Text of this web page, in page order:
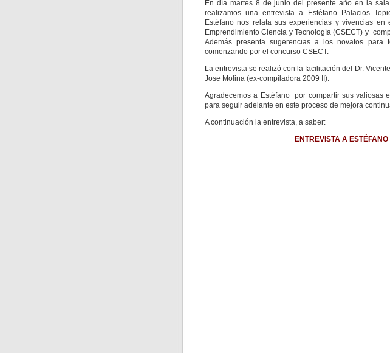
En día martes 8 de junio del presente año en la
realizamos una entrevista a Estéfano Palacios
Estéfano nos relata sus experiencias y vivencias en
Emprendimiento Ciencia y Tecnología (CSECT) y
Además presenta sugerencias a los novatos para
comenzando por el concurso CSECT.
La entrevista se realizó con la facilitación del Dr.
Jose Molina (ex-compiladora 2009 II).
Agradecemos a Estéfano por compartir sus valiosas
para seguir adelante en este proceso de mejora
A continuación la entrevista, a saber:
ENTREVISTA A ESTÉFANO